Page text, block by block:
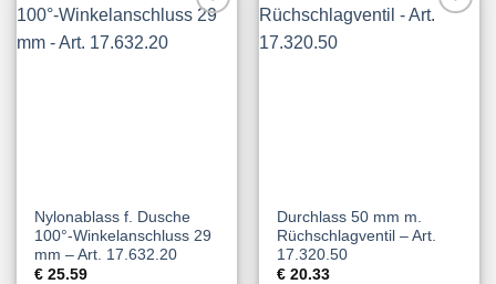
Nylonablass f. Dusche
100°-Winkelanschluss 29
mm – Art. 17.632.20
€ 25.59
Durchlass 50 mm m.
Rüchschlagventil – Art.
17.320.50
€ 20.33